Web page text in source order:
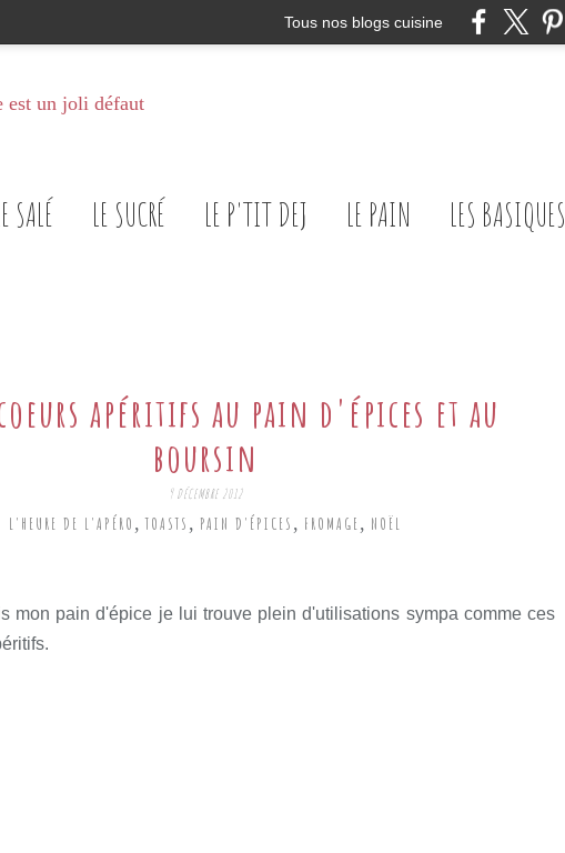
Tous nos blogs cuisine
SALÉ LE SUCRÉ LE P'TIT DEJ LE PAIN LES BASIQUES
apéritifs au pain d'épices et au
boursin
9 DÉCEMBRE 2012
L'HEURE DE L'APÉRO ,TOASTS , PAIN D'ÉPICES , FROMAGE, NOËL
mon pain d'épice je lui trouve plein d'utilisations sympa comme ces